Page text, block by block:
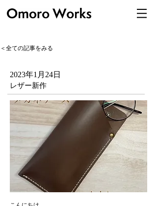
＜全ての記事をみる
2023年1月24日
レザー新作